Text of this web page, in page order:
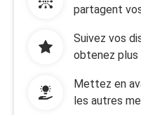
partagent
Suivez vos
obtenez plus
Mettez en
les autres